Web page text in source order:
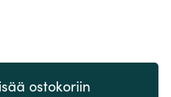
ostokoriin